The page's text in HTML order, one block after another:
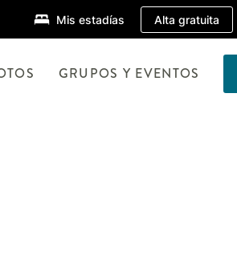
Mis estadías Alta gratuita
GRUPOS Y EVENTOS